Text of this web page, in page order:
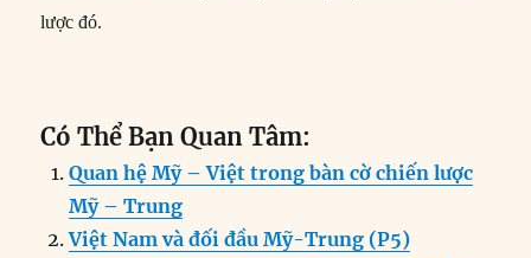
lược đó.
Có Thể Bạn Quan Tâm:
Quan hệ Mỹ – Việt trong bàn cờ chiến lược
Mỹ – Trung
Việt Nam và đối đầu Mỹ-Trung (P5)